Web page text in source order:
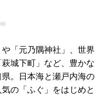
「元乃隅神社」、世界
城下町」など、豊かな
。日本海と瀬戸内海の
の「ふぐ」をはじめと